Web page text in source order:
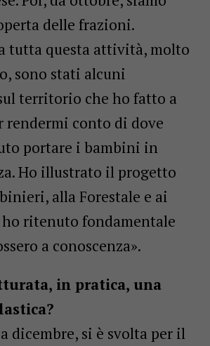
delle frazioni.
tutta questa attività, molto
sono stati alcuni
territorio che ho fatto a
rendermi conto di dove
portare i bambini in
Ho illustrato il progetto
alla Forestale e ai
ho ritenuto fondamentale
a conoscenza».
in pratica, una
dicembre, si è svolta per il